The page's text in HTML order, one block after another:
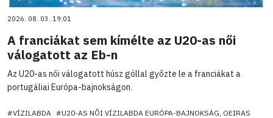
2026. 08. 03. 19:01
A franciákat sem kímélte az U20-as női
válogatott az Eb-n
Az U20-as női válogatott húsz góllal győzte le a franciákat a
portugáliai Európa-bajnokságon.
#VÍZILABDA #U20-AS NŐI VÍZILABDA EURÓPA-BAJNOKSÁG, OEIRAS